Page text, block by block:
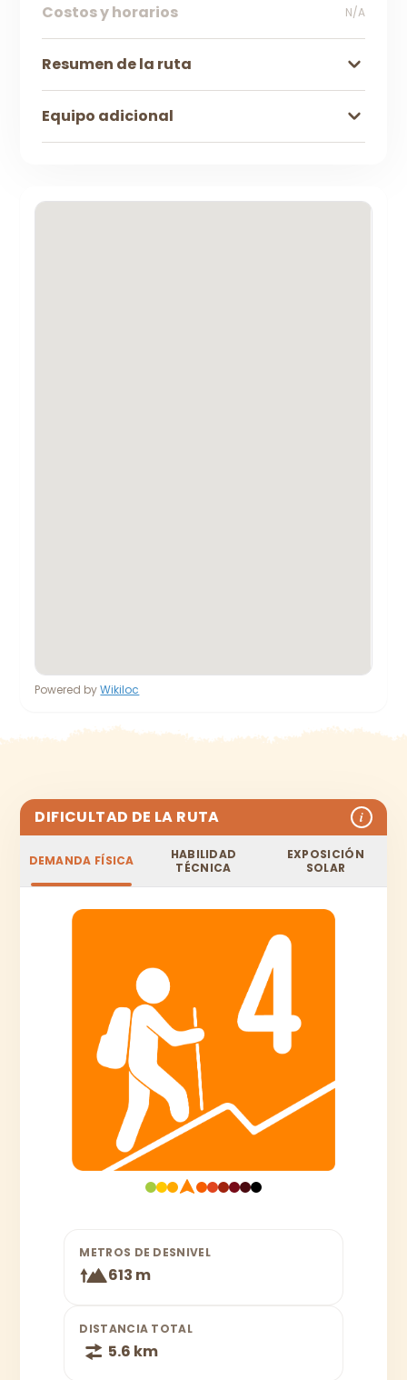
Costos y horarios N/A
Resumen de la ruta
Equipo adicional
Powered by Wikiloc
DIFICULTAD DE LA RUTA i
DEMANDA FÍSICA
HABILIDAD
TÉCNICA
EXPOSICIÓN
SOLAR
METROS DE DESNIVEL
613 m
DISTANCIA TOTAL
5.6 km